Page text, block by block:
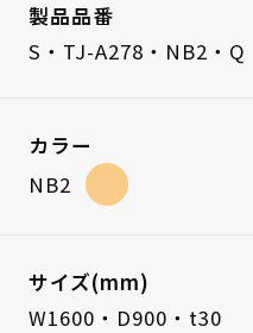
製品品番
S・TJ-A278・NB2・Q
カラー
NB2
サイズ(mm)
W1600・D900・t30